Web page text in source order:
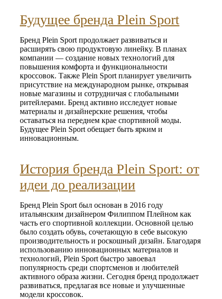
Будущее бренда Plein Sport
Бренд Plein Sport продолжает развиваться и
расширять свою продуктовую линейку. В планах
компании — создание новых технологий для
повышения комфорта и функциональности
кроссовок. Также Plein Sport планирует увеличить
присутствие на международном рынке, открывая
новые магазины и сотрудничая с глобальными
ритейлерами. Бренд активно исследует новые
материалы и дизайнерские решения, чтобы
оставаться на переднем крае спортивной моды.
Будущее Plein Sport обещает быть ярким и
инновационным.
История бренда Plein Sport: от
идеи до реализации
Бренд Plein Sport был основан в 2016 году
итальянским дизайнером Филиппом Плейном как
часть его спортивной коллекции. Основной целью
было создать обувь, сочетающую в себе высокую
производительность и роскошный дизайн. Благодаря
использованию инновационных материалов и
технологий, Plein Sport быстро завоевал
популярность среди спортсменов и любителей
активного образа жизни. Сегодня бренд продолжает
развиваться, предлагая все новые и улучшенные
модели кроссовок.